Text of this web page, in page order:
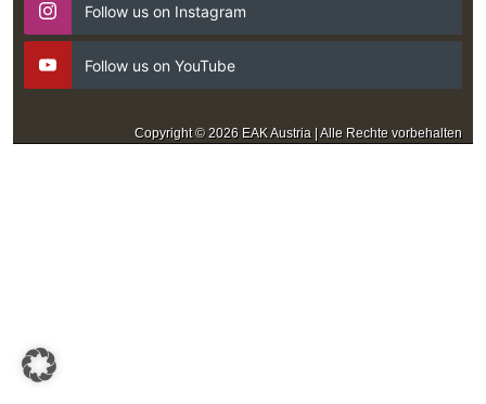
Follow us on Instagram
Follow us on YouTube
Copyright © 2026 EAK Austria | Alle Rechte vorbehalten